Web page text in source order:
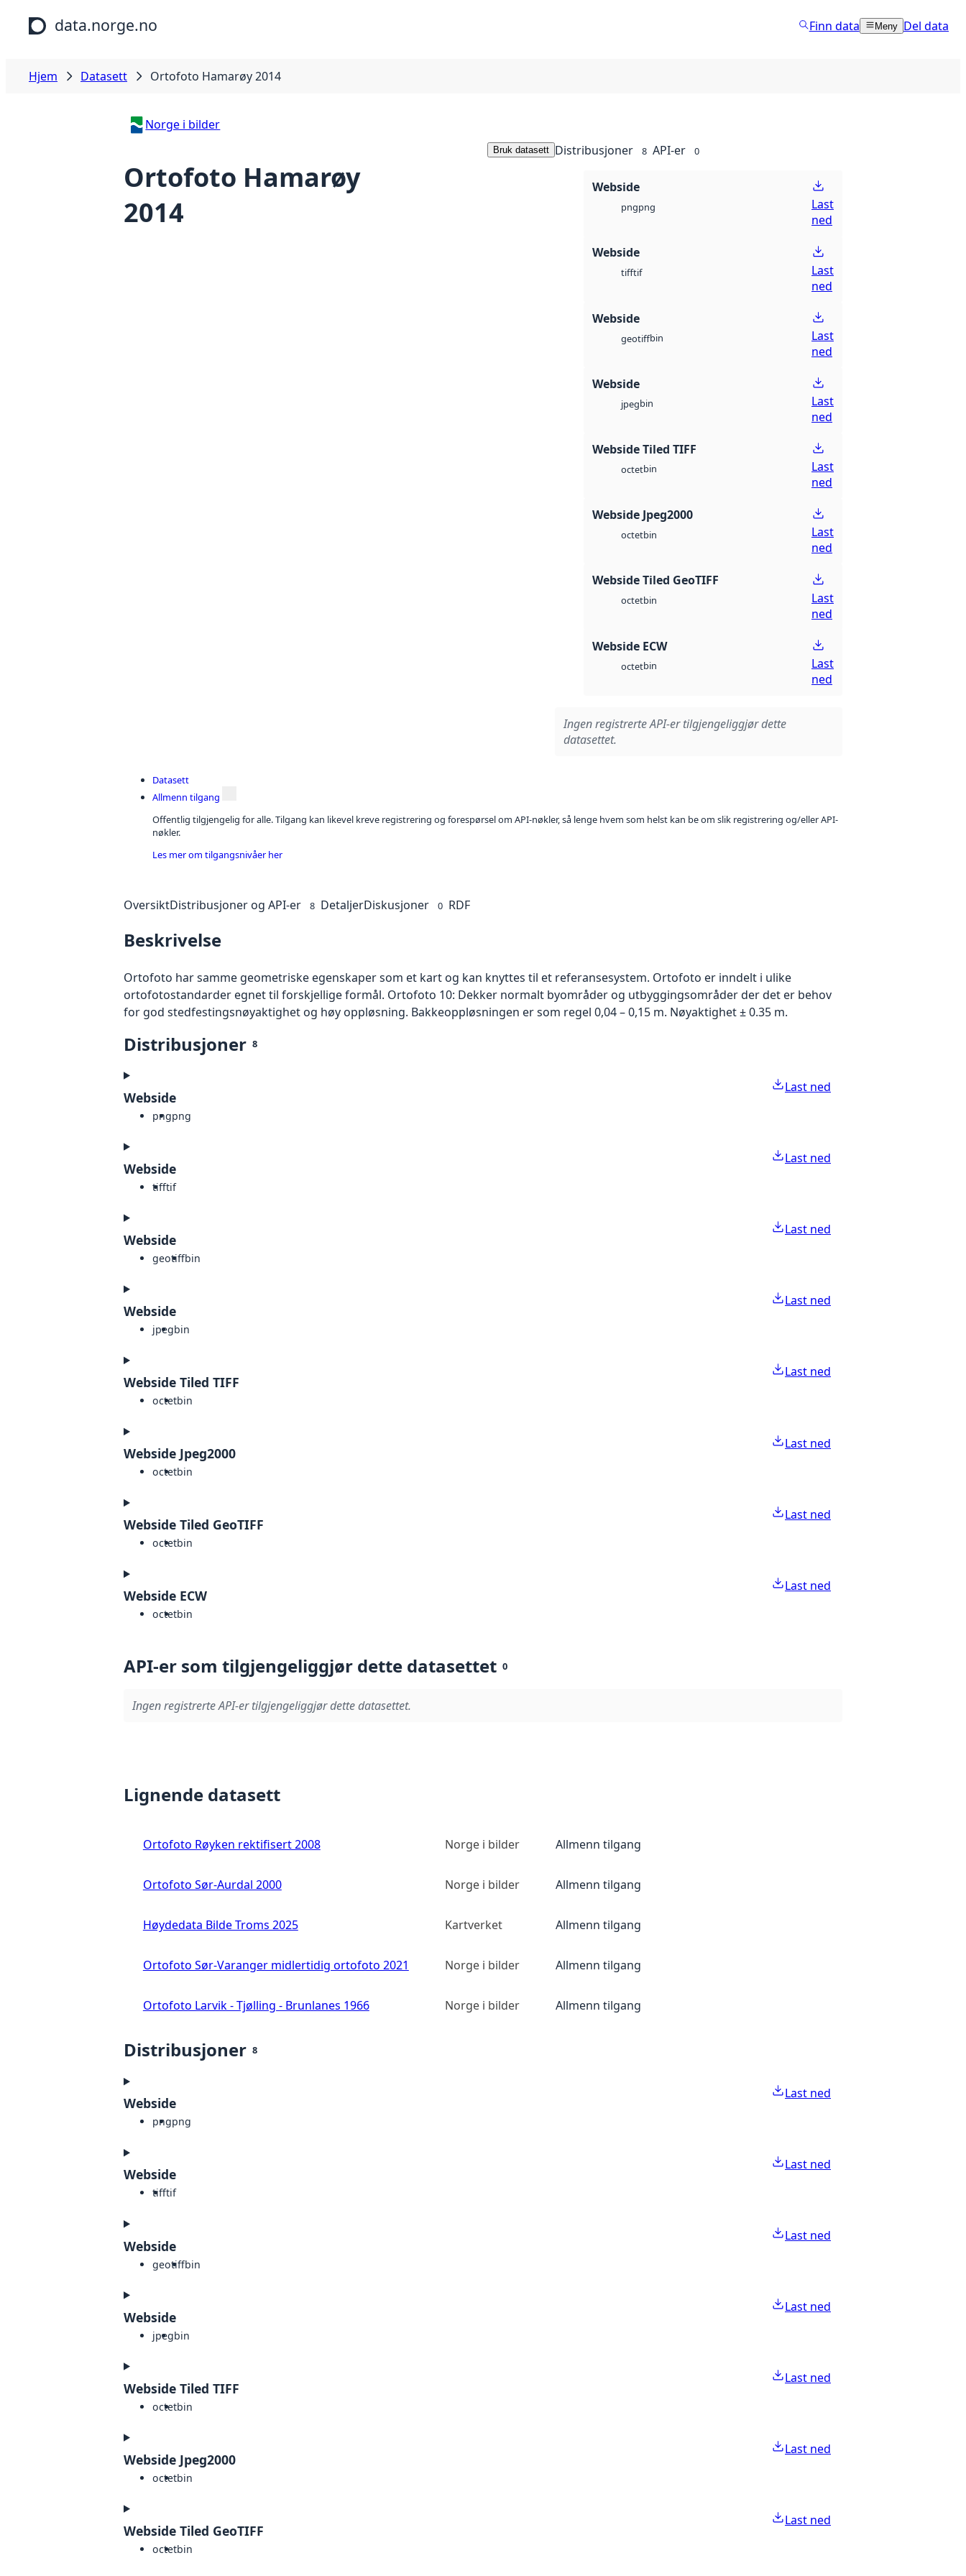
Hopp til hovedinnhold
data.norge.no Finn data Meny Del data
Hjem Datasett Ortofoto Hamarøy 2014
Norge i bilder
Ortofoto Hamarøy
2014
Bruk datasett Distribusjoner 8 API-er 0
Webside
pngpng
Last
ned
Webside
tifftif
Last
ned
Webside
geotiffbin
Last
ned
Webside
jpegbin
Last
ned
Webside Tiled TIFF
octetbin
Last
ned
Webside Jpeg2000
octetbin
Last
ned
Webside Tiled GeoTIFF
octetbin
Last
ned
Webside ECW
octetbin
Last
ned
Ingen registrerte API-er tilgjengeliggjør dette
datasettet.
Datasett
Allmenn tilgang
Offentlig tilgjengelig for alle. Tilgang kan likevel kreve registrering og forespørsel om API-nøkler, så lenge hvem som helst kan be om slik registrering og/eller API-
nøkler.
Les mer om tilgangsnivåer her
OversiktDistribusjoner og API-er 8 DetaljerDiskusjoner 0 RDF
Beskrivelse
Ortofoto har samme geometriske egenskaper som et kart og kan knyttes til et referansesystem. Ortofoto er inndelt i ulike
ortofotostandarder egnet til forskjellige formål. Ortofoto 10: Dekker normalt byområder og utbyggingsområder der det er behov
for god stedfestingsnøyaktighet og høy oppløsning. Bakkeoppløsningen er som regel 0,04 – 0,15 m. Nøyaktighet ± 0.35 m.
Distribusjoner 8
Webside
pngpng
Last ned
Webside
tifftif
Last ned
Webside
geotiffbin
Last ned
Webside
jpegbin
Last ned
Webside Tiled TIFF
octetbin
Last ned
Webside Jpeg2000
octetbin
Last ned
Webside Tiled GeoTIFF
octetbin
Last ned
Webside ECW
octetbin
Last ned
API-er som tilgjengeliggjør dette datasettet 0
Ingen registrerte API-er tilgjengeliggjør dette datasettet.
Lignende datasett
Ortofoto Røyken rektifisert 2008 Norge i bilder Allmenn tilgang
Ortofoto Sør-Aurdal 2000 Norge i bilder Allmenn tilgang
Høydedata Bilde Troms 2025 Kartverket Allmenn tilgang
Ortofoto Sør-Varanger midlertidig ortofoto 2021 Norge i bilder Allmenn tilgang
Ortofoto Larvik - Tjølling - Brunlanes 1966 Norge i bilder Allmenn tilgang
Distribusjoner 8
Webside
pngpng
Last ned
Webside
tifftif
Last ned
Webside
geotiffbin
Last ned
Webside
jpegbin
Last ned
Webside Tiled TIFF
octetbin
Last ned
Webside Jpeg2000
octetbin
Last ned
Webside Tiled GeoTIFF
octetbin
Last ned